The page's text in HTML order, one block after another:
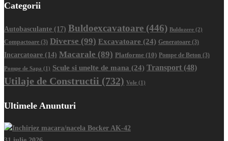
Categorii
Autobasculante (17) Buldoexcavatoare (446) Buldozere (2)
Compactoare (3) Diverse (99) Excavatoare (24) Generatoare (3)
Incarcatoare (14) Macarale (89) Platforme (10) Pompe de Beton (3)
Pompe de Sapa (1) Scule si unelte de mana (24) Transport (48)
Utilaje de Constructii (732) Vole (1)
Ultimele Anunturi